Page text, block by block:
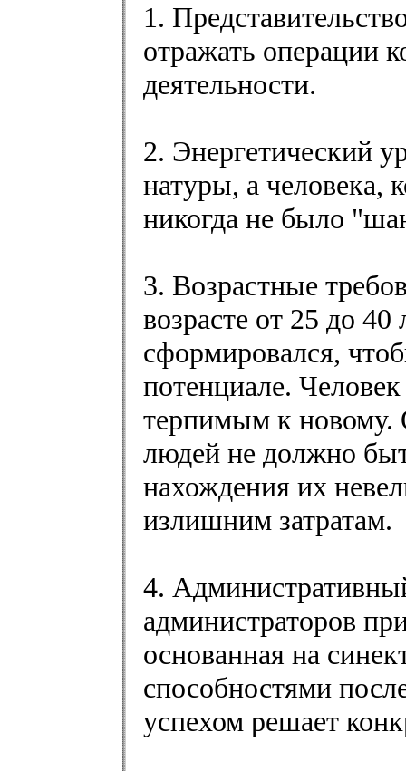
1.
отражать операции
деятельности.
2. Энергетический
натуры, а человека,
никогда не было
3. Возрастные
возрасте от 25 до
сформировался,
потенциале.
терпимым к новому.
людей не должно
нахождения их
излишним затратам.
4.
администраторов
основанная на
способностями
успехом решает